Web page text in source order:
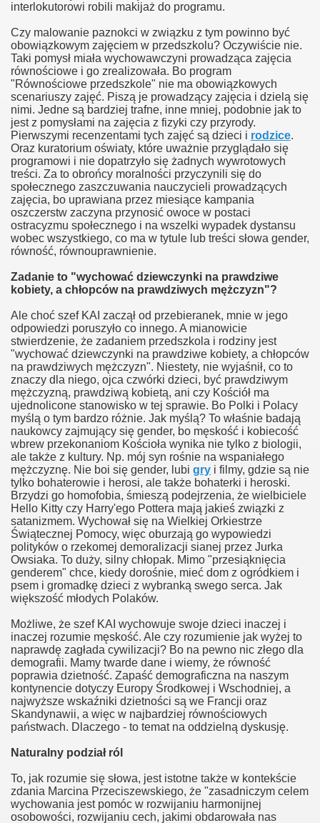
interlokutorowi robili makijaż do programu.
Czy malowanie paznokci w związku z tym powinno być
obowiązkowym zajęciem w przedszkolu? Oczywiście nie.
Taki pomysł miała wychowawczyni prowadząca zajęcia
równościowe i go zrealizowała. Bo program
"Równościowe przedszkole" nie ma obowiązkowych
scenariuszy zajęć. Piszą je prowadzący zajęcia i dzielą się
nimi. Jedne są bardziej trafne, inne mniej, podobnie jak to
jest z pomysłami na zajęcia z fizyki czy przyrody.
Pierwszymi recenzentami tych zajęć są dzieci i rodzice.
Oraz kuratorium oświaty, które uważnie przyglądało się
programowi i nie dopatrzyło się żadnych wywrotowych
treści. Za to obrońcy moralności przyczynili się do
społecznego zaszczuwania nauczycieli prowadzących
zajęcia, bo uprawiana przez miesiące kampania
oszczerstw zaczyna przynosić owoce w postaci
ostracyzmu społecznego i na wszelki wypadek dystansu
wobec wszystkiego, co ma w tytule lub treści słowa gender,
równość, równouprawnienie.
Zadanie to "wychować dziewczynki na prawdziwe
kobiety, a chłopców na prawdziwych mężczyzn"?
Ale choć szef KAI zaczął od przebieranek, mnie w jego
odpowiedzi poruszyło co innego. A mianowicie
stwierdzenie, że zadaniem przedszkola i rodziny jest
"wychować dziewczynki na prawdziwe kobiety, a chłopców
na prawdziwych mężczyzn". Niestety, nie wyjaśnił, co to
znaczy dla niego, ojca czwórki dzieci, być prawdziwym
mężczyzną, prawdziwą kobietą, ani czy Kościół ma
ujednolicone stanowisko w tej sprawie. Bo Polki i Polacy
myślą o tym bardzo różnie. Jak myślą? To właśnie badają
naukowcy zajmujący się gender, bo męskość i kobiecość
wbrew przekonaniom Kościoła wynika nie tylko z biologii,
ale także z kultury. Np. mój syn rośnie na wspaniałego
mężczyznę. Nie boi się gender, lubi gry i filmy, gdzie są nie
tylko bohaterowie i herosi, ale także bohaterki i heroski.
Brzydzi go homofobia, śmieszą podejrzenia, że wielbiciele
Hello Kitty czy Harry'ego Pottera mają jakieś związki z
satanizmem. Wychował się na Wielkiej Orkiestrze
Świątecznej Pomocy, więc oburzają go wypowiedzi
polityków o rzekomej demoralizacji sianej przez Jurka
Owsiaka. To duży, silny chłopak. Mimo "przesiąknięcia
genderem" chce, kiedy dorośnie, mieć dom z ogródkiem i
psem i gromadkę dzieci z wybranką swego serca. Jak
większość młodych Polaków.
Możliwe, że szef KAI wychowuje swoje dzieci inaczej i
inaczej rozumie męskość. Ale czy rozumienie jak wyżej to
naprawdę zagłada cywilizacji? Bo na pewno nic złego dla
demografii. Mamy twarde dane i wiemy, że równość
poprawia dzietność. Zapaść demograficzna na naszym
kontynencie dotyczy Europy Środkowej i Wschodniej, a
najwyższe wskaźniki dzietności są we Francji oraz
Skandynawii, a więc w najbardziej równościowych
państwach. Dlaczego - to temat na oddzielną dyskusję.
Naturalny podział ról
To, jak rozumie się słowa, jest istotne także w kontekście
zdania Marcina Przeciszewskiego, że "zasadniczym celem
wychowania jest pomóc w rozwijaniu harmonijnej
osobowości, rozwijaniu cech, jakimi obdarowała nas
Bogu